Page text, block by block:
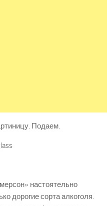
Подаем.
настоятельно
дорогие сорта алкоголя.